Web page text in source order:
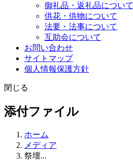
御礼品・返礼品について
供花・供物について
法要・法事について
互助会について
お問い合わせ
サイトマップ
個人情報保護方針
閉じる
添付ファイル
ホーム
メディア
祭壇...